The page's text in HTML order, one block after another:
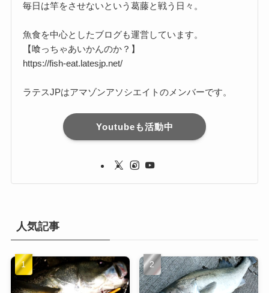
毎日は竿をさせないという葛藤と戦う日々。
魚食を中心としたブログも運営しています。
【喰っちゃあいかんのか？】
https://fish-eat.latesjp.net/
ラテスJPはアマゾンアソシエイトのメンバーです。
Youtubeも活動中
人気記事